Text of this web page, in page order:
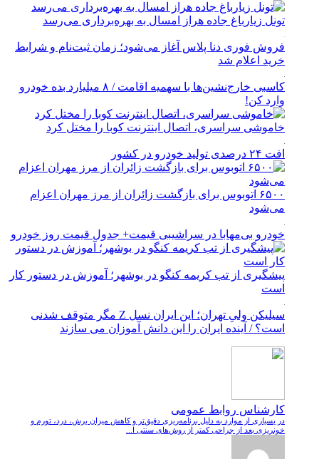
تونل زیارباغ جاده هراز امسال به بهره‌برداری می‌رسد
فروش فوری دنا پلاس آغاز می‌شود؛ زمان ثبت‌نام و شرایط
خرید اعلام شد
کاسبی خارج‌نشین‌ها با سهمیه اقامت / ۸ میلیارد بده خودرو
وارد کن!
خاموشی سراسری، اتصال اینترنت کوبا را مختل کرد
افت ۲۴ درصدی تولید خودرو در کشور
۶۵۰۰ اتوبوس برای بازگشت زائران از مرز مهران اعزام
می‌شود
خودرو بی‌مهابا در سراشیبی قیمت+ جدول قیمت روز خودرو
پیشگیری از تب کریمه کنگو در بوشهر؛ آموزش در دستور کار
است
سیلیکن ولیِ تهران؛ این ایران نسل Z مگر متوقف شدنی
است؟ / آینده ایران را این دانش آموزان می سازند
کارشناس روابط عمومی
در بسیاری از موارد به دلیل برنامه‌ریزی دقیق‌تر و کاهش میزان برش، درد، تورم و
خونریزی بعد از جراحی کمتر از روش‌های سنتی ا...